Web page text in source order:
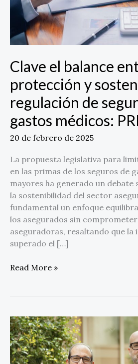
Clave el balance
protección y
regulación de
gastos médicos:
20 de febrero de 2025
La propuesta legislativa para
en las primas de los seguros de
mayores ha generado un debate
la sostenibilidad del sector
fundamental un enfoque
los asegurados sin comprometer
aseguradoras, resaltando que la
superado el […]
regulación
seguros
de
gastos
médicos:
PRM
Seguros
Read More »
ERSM
Grupo
dispara
sus